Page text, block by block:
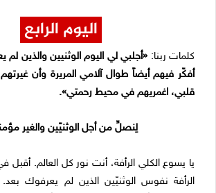
اليوم الرابع
كلمات ربنا: «أجلبي لي اليوم الوثنيين والذين
أفكّر فيهم أيضاً طوال آلامي المريرة وأن
قلبي، اغمريهم في محيط رحمتي».
لِنصلِّ من أجل الوثنيّين والغير
يا يسوع الكلي الرأفة، أنت نور كل العالم.
الرأفة نفوس الوثنيّين الذين لم يعرفوك